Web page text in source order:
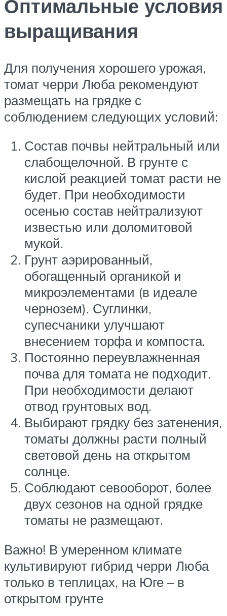
Оптимальные условия
выращивания
Для получения хорошего урожая,
томат черри Люба рекомендуют
размещать на грядке с
соблюдением следующих условий:
Состав почвы нейтральный или
слабощелочной. В грунте с
кислой реакцией томат расти не
будет. При необходимости
осенью состав нейтрализуют
известью или доломитовой
мукой.
Грунт аэрированный,
обогащенный органикой и
микроэлементами (в идеале
чернозем). Суглинки,
супесчаники улучшают
внесением торфа и компоста.
Постоянно переувлажненная
почва для томата не подходит.
При необходимости делают
отвод грунтовых вод.
Выбирают грядку без затенения,
томаты должны расти полный
световой день на открытом
солнце.
Соблюдают севооборот, более
двух сезонов на одной грядке
томаты не размещают.
Важно! В умеренном климате
культивируют гибрид черри Люба
только в теплицах, на Юге – в
открытом грунте